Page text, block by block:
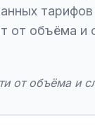
от объёма и
от объёма и